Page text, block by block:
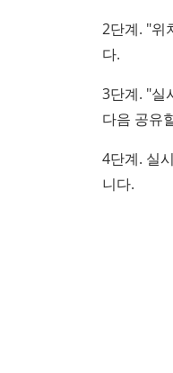
2단계. "위
다.
3단계. "실
다음 공유
4단계. 실
니다.